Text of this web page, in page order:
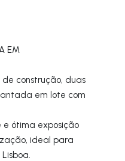
EM
construção, duas
em lote com
ótima exposição
ideal para